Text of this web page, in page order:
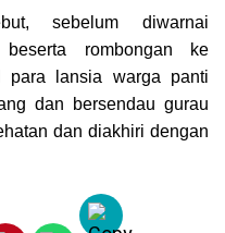
sebelum diwarnai
rombongan ke
para lansia warga panti
dan bersendau gurau
dan diakhiri dengan